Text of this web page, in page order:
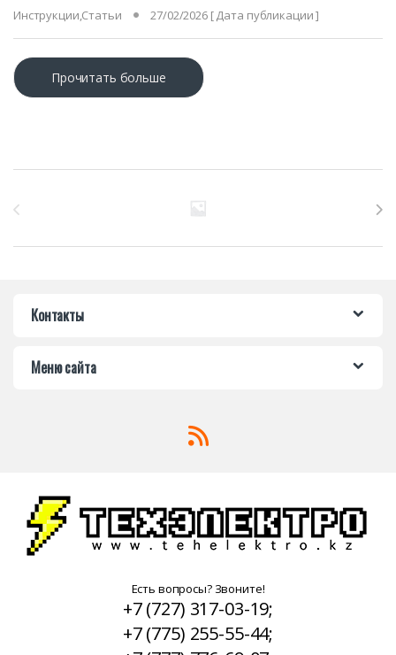
Инструкции,Статьи 27/02/2026 [ Дата публикации ]
Прочитать больше
Контакты
Меню сайта
Есть вопросы? Звоните!
+7 (727) 317-03-19;
+7 (775) 255-55-44;